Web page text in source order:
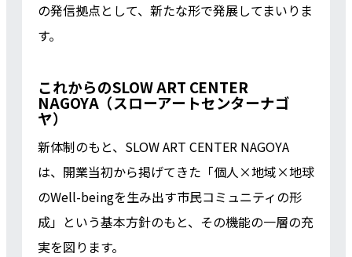
の発信拠点として、新たな形で発展してまいりま
す。
これからのSLOW ART CENTER
NAGOYA（スローアートセンターナゴ
ヤ）
新体制のもと、SLOW ART CENTER NAGOYA
は、開業当初から掲げてきた「個人×地域×地球
のWell-beingを生み出す市民コミュニティの形
成」という基本方針のもと、その機能の一層の充
実を図ります。